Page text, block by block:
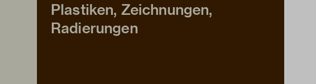
Plastiken, Zeichnungen,
Radierungen